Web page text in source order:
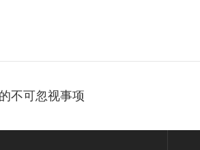
不可忽视事项